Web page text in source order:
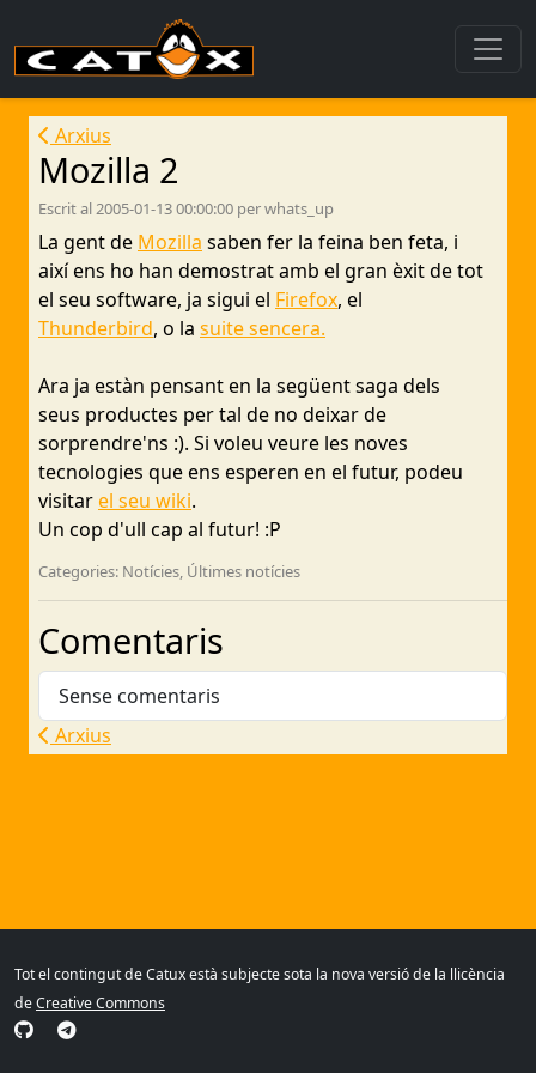
Arxius
Mozilla 2
Escrit al 2005-01-13 00:00:00 per whats_up
La gent de Mozilla saben fer la feina ben feta, i
així ens ho han demostrat amb el gran èxit de tot
el seu software, ja sigui el Firefox, el
Thunderbird, o la suite sencera.
Ara ja estàn pensant en la següent saga dels
seus productes per tal de no deixar de
sorprendre'ns :). Si voleu veure les noves
tecnologies que ens esperen en el futur, podeu
visitar el seu wiki.
Un cop d'ull cap al futur! :P
Categories: Notícies, Últimes notícies
Comentaris
Sense comentaris
Arxius
Tot el contingut de Catux està subjecte sota la nova versió de la llicència
deCreative Commons